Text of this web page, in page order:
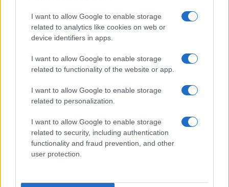
I want to allow Google to enable storage
related to analytics like cookies on web or
device identifiers in apps.
I want to allow Google to enable storage
related to functionality of the website or app.
I want to allow Google to enable storage
related to personalization.
I want to allow Google to enable storage
related to security, including authentication
functionality and fraud prevention, and other
user protection.
Cómo lograr pechuga de pollo jugosa con técnicas
profesionales
Cómo preparar rollos de cangrejo rápidos
Guía definitiva para cocinar carnes de cerdo sin
Técnicas profesionales para asar carnes latinas como
un experto
Pollo de coronación fácil: deliciosa receta